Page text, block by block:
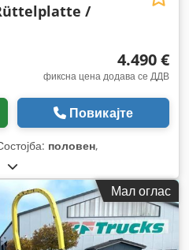
/
4.490 €
фиксна цена додава се ДДВ
Повикајте
половен,
Мал оглас